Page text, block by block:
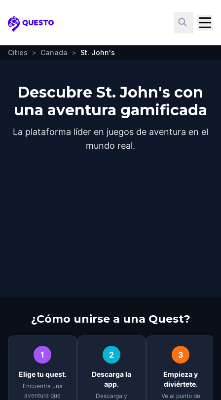
Questo
Cities > Canada > St. John's
Descubre St. John's con
una aventura gamificada
La plataforma líder en juegos de aventura en el
mundo real.
¿Cómo unirse a una Quest?
1
Elige tu quest.
Encuentra una
aventura que
2
Descarga la
app.
Descarga y
3
Empieza y
diviértete.
Ve al punto de